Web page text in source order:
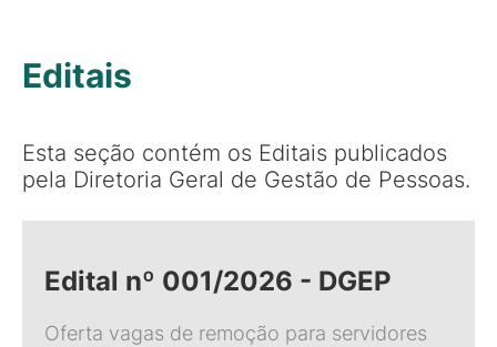
Editais
Esta seção contém os Editais publicados
pela Diretoria Geral de Gestão de Pessoas.
Edital nº 001/2026 - DGEP
Oferta vagas de remoção para servidores